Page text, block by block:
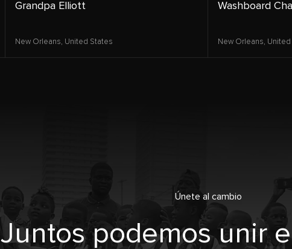
Grandpa Elliott
New Orleans, United States
Washboard
New Orleans,
Únete al cambio
Juntos podemos unir